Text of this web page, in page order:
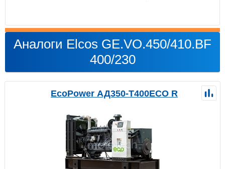
Аналоги Elcos GE.VO.450/410.BF
400/230
EcoPower АД350-T400ECO R